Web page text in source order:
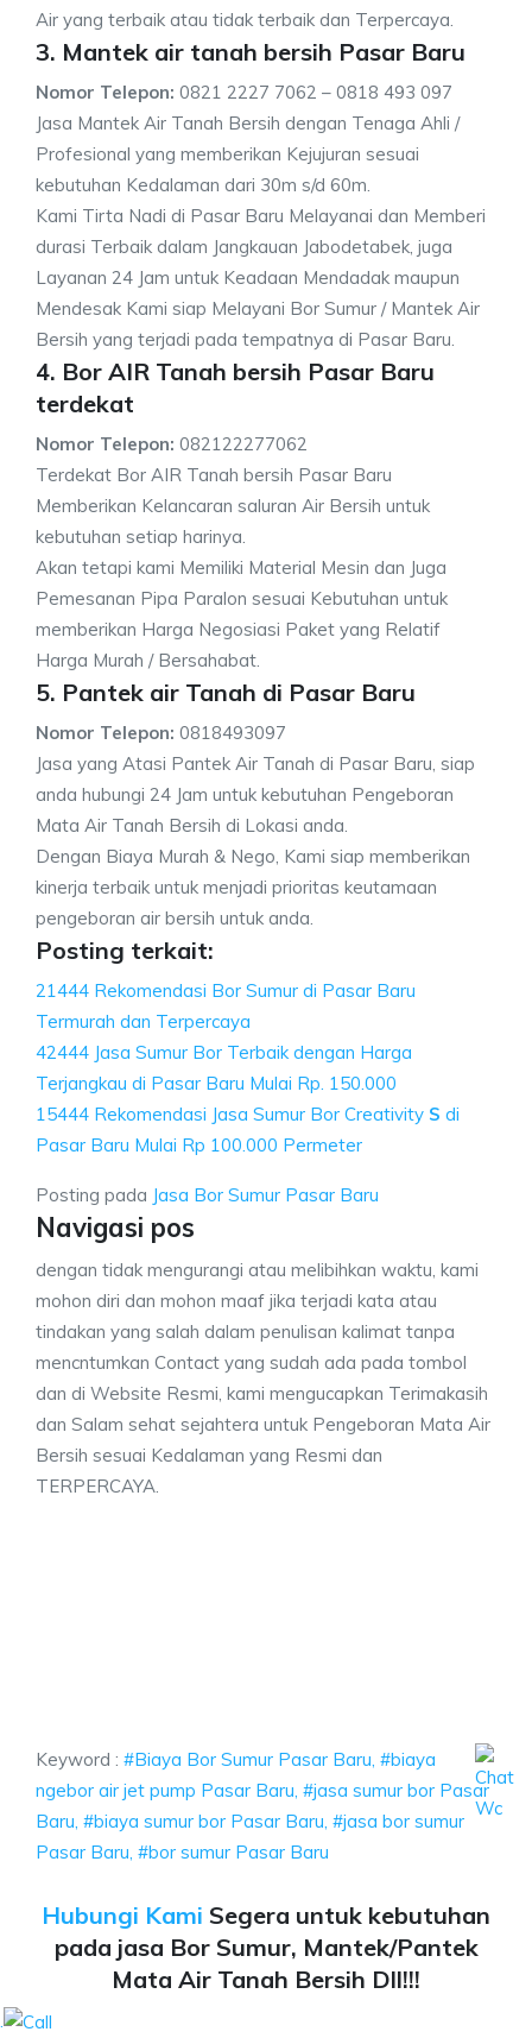
Air yang terbaik atau tidak terbaik dan Terpercaya.
3. Mantek air tanah bersih Pasar Baru
Nomor Telepon: 0821 2227 7062 – 0818 493 097
Jasa Mantek Air Tanah Bersih dengan Tenaga Ahli /
Profesional yang memberikan Kejujuran sesuai
kebutuhan Kedalaman dari 30m s/d 60m.
Kami Tirta Nadi di Pasar Baru Melayanai dan Memberi
durasi Terbaik dalam Jangkauan Jabodetabek, juga
Layanan 24 Jam untuk Keadaan Mendadak maupun
Mendesak Kami siap Melayani Bor Sumur / Mantek Air
Bersih yang terjadi pada tempatnya di Pasar Baru.
4. Bor AIR Tanah bersih Pasar Baru
terdekat
Nomor Telepon: 082122277062
Terdekat Bor AIR Tanah bersih Pasar Baru
Memberikan Kelancaran saluran Air Bersih untuk
kebutuhan setiap harinya.
Akan tetapi kami Memiliki Material Mesin dan Juga
Pemesanan Pipa Paralon sesuai Kebutuhan untuk
memberikan Harga Negosiasi Paket yang Relatif
Harga Murah / Bersahabat.
5. Pantek air Tanah di Pasar Baru
Nomor Telepon: 0818493097
Jasa yang Atasi Pantek Air Tanah di Pasar Baru, siap
anda hubungi 24 Jam untuk kebutuhan Pengeboran
Mata Air Tanah Bersih di Lokasi anda.
Dengan Biaya Murah & Nego, Kami siap memberikan
kinerja terbaik untuk menjadi prioritas keutamaan
pengeboran air bersih untuk anda.
Posting terkait:
21444 Rekomendasi Bor Sumur di Pasar Baru
Termurah dan Terpercaya
42444 Jasa Sumur Bor Terbaik dengan Harga
Terjangkau di Pasar Baru Mulai Rp. 150.000
15444 Rekomendasi Jasa Sumur Bor Creativity S di
Pasar Baru Mulai Rp 100.000 Permeter
Posting pada Jasa Bor Sumur Pasar Baru
Navigasi pos
dengan tidak mengurangi atau melibihkan waktu, kami
mohon diri dan mohon maaf jika terjadi kata atau
tindakan yang salah dalam penulisan kalimat tanpa
mencntumkan Contact yang sudah ada pada tombol
dan di Website Resmi, kami mengucapkan Terimakasih
dan Salam sehat sejahtera untuk Pengeboran Mata Air
Bersih sesuai Kedalaman yang Resmi dan
TERPERCAYA.
Keyword : #Biaya Bor Sumur Pasar Baru, #biaya
ngebor air jet pump Pasar Baru, #jasa sumur bor Pasar
Baru, #biaya sumur bor Pasar Baru, #jasa bor sumur
Pasar Baru, #bor sumur Pasar Baru
Hubungi Kami Segera untuk kebutuhan
pada jasa Bor Sumur, Mantek/Pantek
Mata Air Tanah Bersih Dll!!!